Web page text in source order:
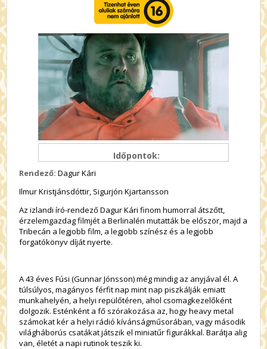
Időpontok:
Rendező: Dagur Kári
Ilmur Kristjánsdóttir, Sigurjón Kjartansson
Az izlandi író-rendező Dagur Kári finom humorral átszőtt,
érzelemgazdag filmjét a Berlinalén mutatták be először, majd a
Tribecán a legjobb film, a legjobb színész és a legjobb
forgatókönyv díját nyerte.
A 43 éves Fúsi (Gunnar Jónsson) még mindig az anyjával él. A
túlsúlyos, magányos férfit nap mint nap piszkálják emiatt
munkahelyén, a helyi repülőtéren, ahol csomagkezelőként
dolgozik. Esténként a fő szórakozása az, hogy heavy metal
számokat kér a helyi rádió kívánságműsorában, vagy második
világháborús csatákat játszik el miniatűr figurákkal. Barátja alig
van, életét a napi rutinok teszik ki.